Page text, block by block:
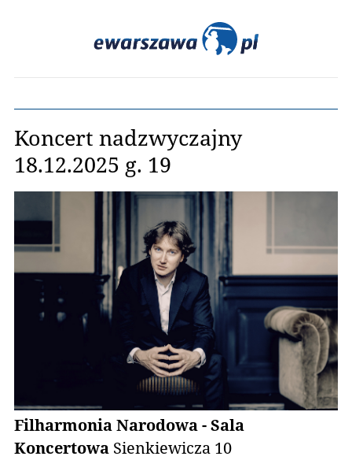
Koncert nadzwyczajny
18.12.2025 g. 19
Filharmonia Narodowa - Sala
Koncertowa Sienkiewicza 10